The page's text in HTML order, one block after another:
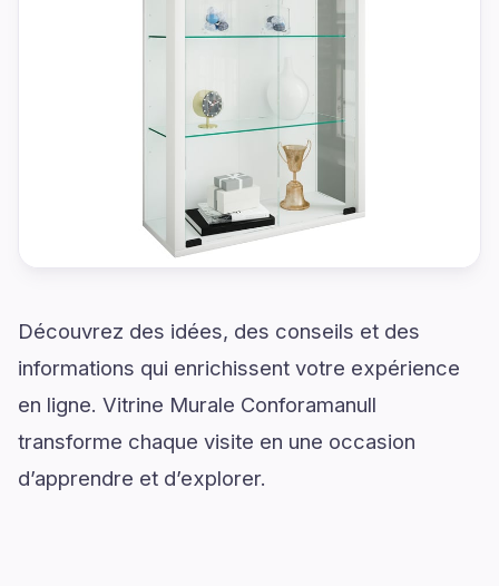
Découvrez des idées, des conseils et des
informations qui enrichissent votre expérience
en ligne. Vitrine Murale Conforamanull
transforme chaque visite en une occasion
d’apprendre et d’explorer.